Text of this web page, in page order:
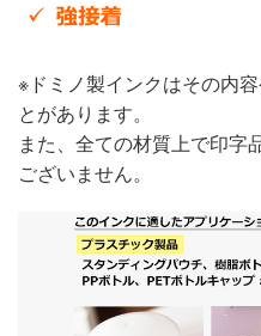
※ドミノ製インクはその内
とがあります。
また、全ての材質上で印字
ございません。